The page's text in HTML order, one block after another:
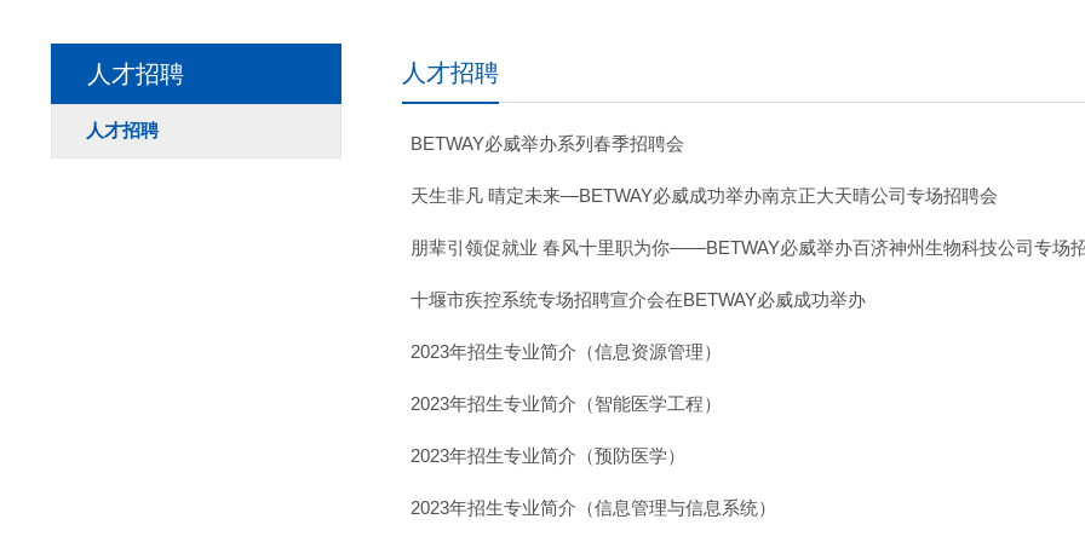
人才招聘
人才招聘
人才招聘
BETWAY必威举办系列春季招聘会
天生非凡 晴定未来—BETWAY必威成功举办南京正大天晴公司专场招聘会
朋辈引领促就业 春风十里职为你——BETWAY必威举办百济神州生物科技公司专场
十堰市疾控系统专场招聘宣介会在BETWAY必威成功举办
2023年招生专业简介（信息资源管理）
2023年招生专业简介（智能医学工程）
2023年招生专业简介（预防医学）
2023年招生专业简介（信息管理与信息系统）